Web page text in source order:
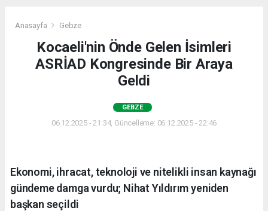
Anasayfa Gebze
Kocaeli'nin Önde Gelen İsimleri
ASRİAD Kongresinde Bir Araya
Geldi
GEBZE
06.12.2025 - 21:34, Güncelleme: 06.12.2025 - 22:46
Ekonomi, ihracat, teknoloji ve nitelikli insan kaynağı
gündeme damga vurdu; Nihat Yıldırım yeniden
başkan seçildi